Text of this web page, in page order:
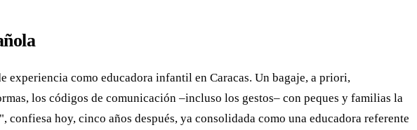
experiencia como educadora infantil en Caracas. Un bagaje, a priori,
los códigos de comunicación –incluso los gestos– con peques y familias la
hoy, cinco años después, ya consolidada como una educadora referente